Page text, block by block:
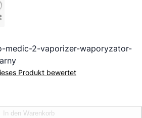
medic-2-vaporizer-waporyzator-
Produkt bewertet
In den Warenkorb